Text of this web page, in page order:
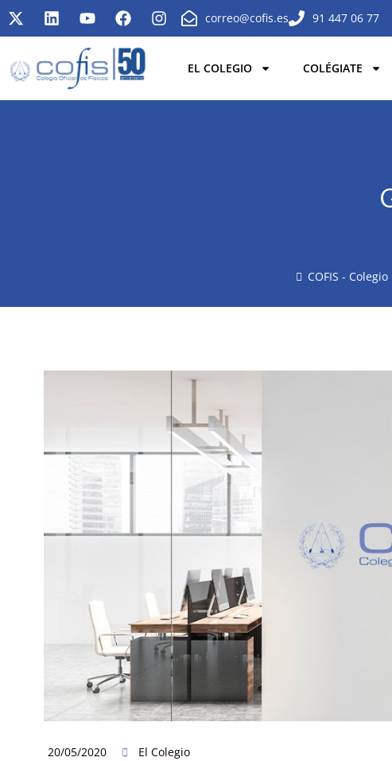
correo@cofis.es 91 447 06 77
EL COLEGIO COLÉGIATE
COFIS -
20/05/2020 El Colegio